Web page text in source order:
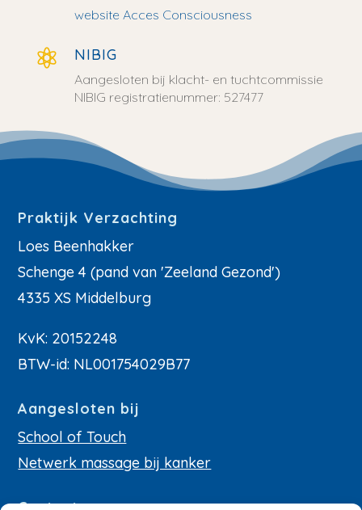
website Acces Consciousness
 NIBIG
Aangesloten bij klacht- en tuchtcommissie
NIBIG registratienummer: 527477
Praktijk Verzachting
Loes Beenhakker
Schenge 4 (pand van 'Zeeland Gezond')
4335 XS Middelburg
KvK: 20152248
BTW-id: NL001754029B77
Aangesloten bij
School of Touch
Netwerk massage bij kanker